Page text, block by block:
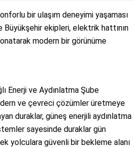
bir ulaşım deneyimi yaşaması
Büyükşehir ekipleri, elektrik hattının
modern bir görünüme
Enerji ve Aydınlatma Şube
ve çevreci çözümler üretmeye
duraklar, güneş enerjili aydınlatma
sayesinde duraklar gün
yolculara güvenli bir bekleme alanı